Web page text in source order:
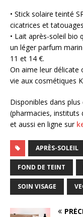
• Stick solaire teinté
cicatrices et
• Lait après-soleil bio
un léger parfum
11 et 14 €.
On aime leur délicate
vie aux cosmétiques
Disponibles dans
(pharmacies, instituts
et aussi en ligne sur
APRÈS-SOLEIL
FOND DE TEINT
SOIN VISAGE